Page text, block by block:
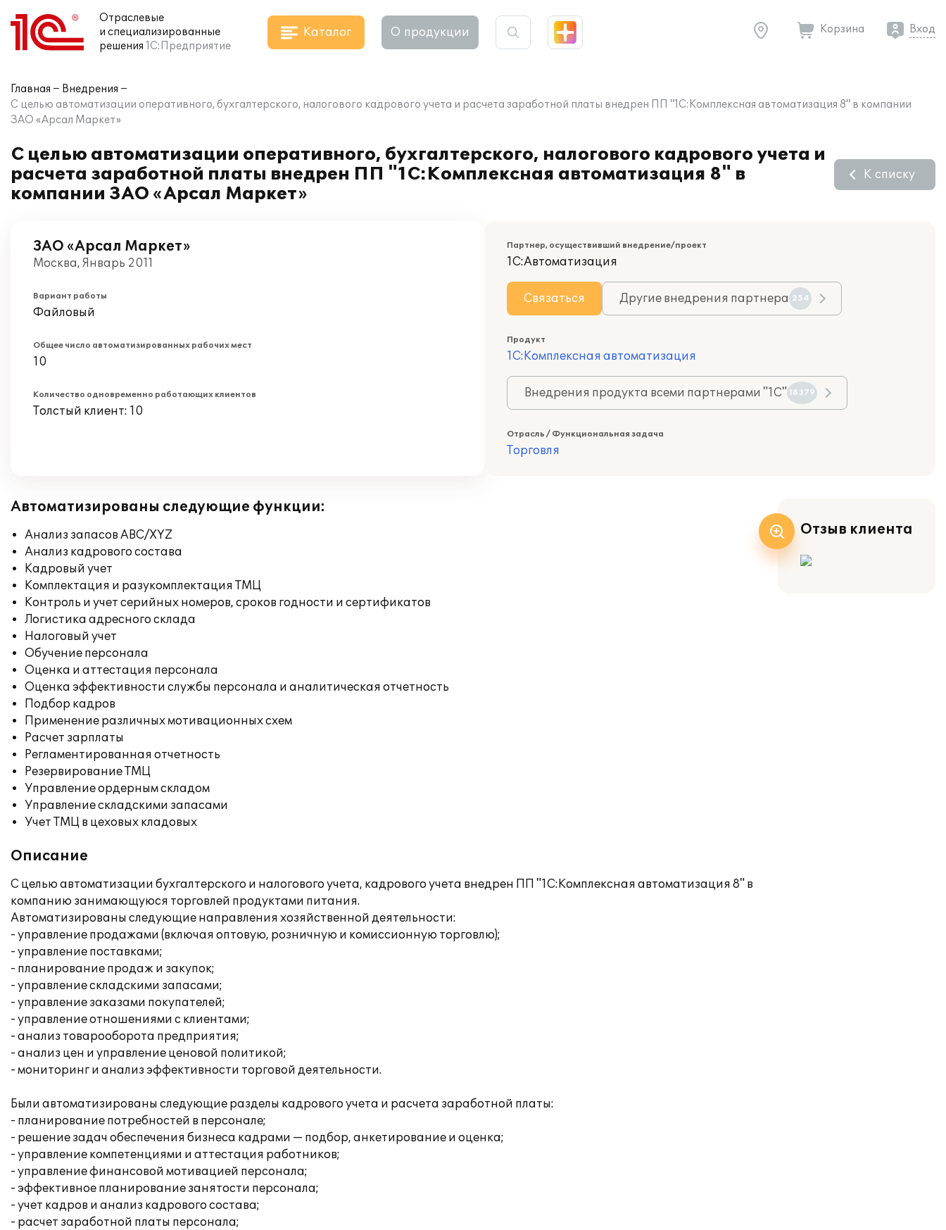
Отраслевые
и специализированные
решения 1С:Предприятие
Каталог О продукции Корзина Вход
Главная
Внедрения
С целью автоматизации оперативного, бухгалтерского, налогового кадрового учета и расчета заработной платы внедрен ПП "1С:Комплексная автоматизация 8" в компании
ЗАО «Арсал Маркет»
С целью автоматизации оперативного, бухгалтерского, налогового кадрового учета и
расчета заработной платы внедрен ПП "1С:Комплексная автоматизация 8" в
компании ЗАО «Арсал Маркет»
К списку
ЗАО «Арсал Маркет»
Москва, Январь 2011
Вариант работы
Файловый
Общее число автоматизированных рабочих мест
10
Количество одновременно работающих клиентов
Толстый клиент: 10
Партнер, осуществивший внедрение/проект
1С:Автоматизация
Связаться Другие внедрения партнера 254
Продукт
1С:Комплексная автоматизация
Внедрения продукта всеми партнерами "1С" 18379
Отрасль / Функциональная задача
Торговля
Автоматизированы следующие функции:
Анализ запасов ABC/XYZ
Анализ кадрового состава
Кадровый учет
Комплектация и разукомплектация ТМЦ
Контроль и учет серийных номеров, сроков годности и сертификатов
Логистика адресного склада
Налоговый учет
Обучение персонала
Оценка и аттестация персонала
Оценка эффективности службы персонала и аналитическая отчетность
Подбор кадров
Применение различных мотивационных схем
Расчет зарплаты
Регламентированная отчетность
Резервирование ТМЦ
Управление ордерным складом
Управление складскими запасами
Учет ТМЦ в цеховых кладовых
Описание
С целью автоматизации бухгалтерского и налогового учета, кадрового учета внедрен ПП "1С:Комплексная автоматизация 8" в
компанию занимающуюся торговлей продуктами питания.
Автоматизированы следующие направления хозяйственной деятельности:
- управление продажами (включая оптовую, розничную и комиссионную торговлю);
- управление поставками;
- планирование продаж и закупок;
- управление складскими запасами;
- управление заказами покупателей;
- управление отношениями с клиентами;
- анализ товарооборота предприятия;
- анализ цен и управление ценовой политикой;
- мониторинг и анализ эффективности торговой деятельности.
Были автоматизированы следующие разделы кадрового учета и расчета заработной платы:
- планирование потребностей в персонале;
- решение задач обеспечения бизнеса кадрами — подбор, анкетирование и оценка;
- управление компетенциями и аттестация работников;
- управление финансовой мотивацией персонала;
- эффективное планирование занятости персонала;
- учет кадров и анализ кадрового состава;
- расчет заработной платы персонала;
Отзыв клиента